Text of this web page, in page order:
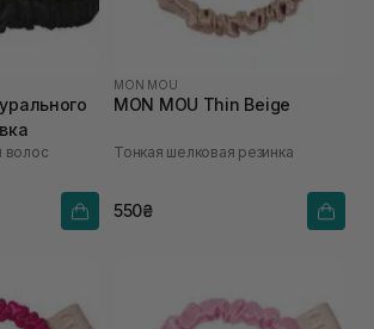
волос
MON MOU
MON MOU Thin Beige
Тонкая шелковая резинка
550₴